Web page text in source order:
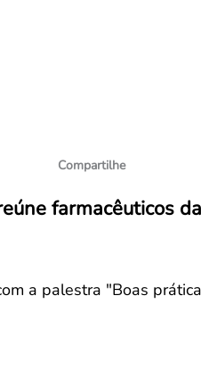
Compartilhe
farmacêuticos da
a palestra "Boas